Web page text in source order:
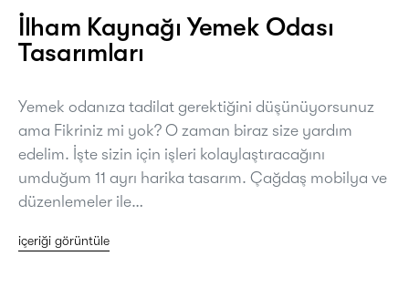
İlham Kaynağı Yemek Odası
Tasarımları
Yemek odanıza tadilat gerektiğini düşünüyorsunuz
ama Fikriniz mi yok? O zaman biraz size yardım
edelim. İşte sizin için işleri kolaylaştıracağını
umduğum 11 ayrı harika tasarım. Çağdaş mobilya ve
düzenlemeler ile…
içeriği görüntüle